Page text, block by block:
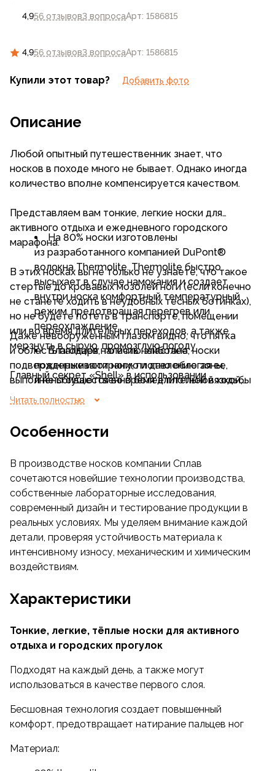
4,956 отзывов3 вопросаАрт: 1586815
4,956 отзывов3 вопросаАрт: 1586815
Купили этот товар? Добавить фото
Описание
Любой опытный путешественник знает, что
носков в походе много не бывает. Однако иногда
количество вполне компенсируется качеством.
Представляем вам тонкие, легкие носки для
активного отдыха и ежедневного городского
марафона.
В этих носках вы не только не узнаете, что такое
стертые до кровавых мозолей ноги (если конечно
не станете ходить в неудобных тесных ботинках),
но не будете потеть в транспорте, помещении
или во время длительных переходов, а также
мерзнуть в сырую, промозглую погоду.
Главный секрет «Shell» в использовании
высокотехнологичных материалов, «умном» —
зонном плетении и бесшовной технологии
На 80% носки изготовлены
из разработанного компанией DuPont®
волокна Thermolite. Thermolite быстро
высыхает в случае намокания и создает
внутри носка комфортный температурный
режим, предотвращая перегрев или
переохлаждение
Благодаря наличию эластана, носки
поддерживают ногу, плотно облегая ее,
и не сбиваются во время длительной ходьбы
Прочный, устойчивый к истиранию
отвечает за их износостойкость
Даже невооруженным глазом видно, что пятка
и область пальцев, то есть наиболее
подверженные истиранию и давлению зоны,
выполнены существенно более плотной вязкой,
чем остальные части носка.
Напротив, в местах с повышенным
потоотделением вязка более рыхлая, что
«дышимости» носка.
Прочность и износостойкость носков
дополняется простотой ухода за ними. Носки
легко отстирываются в стиральной машине, и что
особенно важно, не дают усадок при частых
стирках.
быстро находить парные носки после стирки,
своей семьи.
Читать полностью
Особенности
В производстве носков компании Сплав
сочетаются новейшие технологии производства,
собственные лабораторные исследования,
современный дизайн и тестирование продукции в
реальных условиях. Мы уделяем внимание каждой
детали, проверяя устойчивость материала к
интенсивному износу, механическим и химическим
воздействиям.
Характеристики
Тонкие, легкие, тёплые носки для активного
отдыха и городских прогулок
Подходят на каждый день, а также могут
использоваться в качестве первого слоя.
Бесшовная технология создает повышенный
комфорт, предотвращает натирание пальцев ног
Материал: